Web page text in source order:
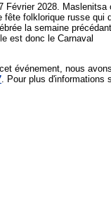
Février 2028. Maslenitsa
fête folklorique russe qui
la semaine
est donc le Carnaval
événement, nous
. Pour plus d'informations